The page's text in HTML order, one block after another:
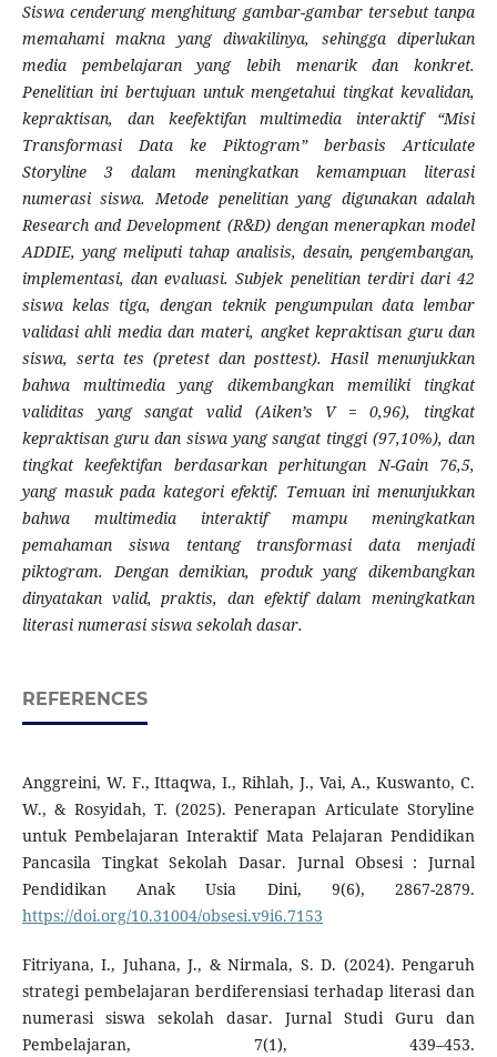
Siswa cenderung menghitung gambar-gambar tersebut tanpa
memahami makna yang diwakilinya, sehingga diperlukan
media pembelajaran yang lebih menarik dan konkret.
Penelitian ini bertujuan untuk mengetahui tingkat kevalidan,
kepraktisan, dan keefektifan multimedia interaktif “Misi
Transformasi Data ke Piktogram” berbasis Articulate
Storyline 3 dalam meningkatkan kemampuan literasi
numerasi siswa. Metode penelitian yang digunakan adalah
Research and Development (R&D) dengan menerapkan model
ADDIE, yang meliputi tahap analisis, desain, pengembangan,
implementasi, dan evaluasi. Subjek penelitian terdiri dari 42
siswa kelas tiga, dengan teknik pengumpulan data lembar
validasi ahli media dan materi, angket kepraktisan guru dan
siswa, serta tes (pretest dan posttest). Hasil menunjukkan
bahwa multimedia yang dikembangkan memiliki tingkat
validitas yang sangat valid (Aiken’s V = 0,96), tingkat
kepraktisan guru dan siswa yang sangat tinggi (97,10%), dan
tingkat keefektifan berdasarkan perhitungan N-Gain 76,5,
yang masuk pada kategori efektif. Temuan ini menunjukkan
bahwa multimedia interaktif mampu meningkatkan
pemahaman siswa tentang transformasi data menjadi
piktogram.Dengan demikian, produk yang dikembangkan
dinyatakan valid, praktis, dan efektif dalam meningkatkan
literasi numerasi siswa sekolah dasar.
REFERENCES
Anggreini, W. F., Ittaqwa, I., Rihlah, J., Vai, A., Kuswanto, C.
W., & Rosyidah, T. (2025). Penerapan Articulate Storyline
untuk Pembelajaran Interaktif Mata Pelajaran Pendidikan
Pancasila Tingkat Sekolah Dasar. Jurnal Obsesi : Jurnal
Pendidikan Anak Usia Dini, 9(6), 2867-2879.
https://doi.org/10.31004/obsesi.v9i6.7153
Fitriyana, I., Juhana, J., & Nirmala, S. D. (2024). Pengaruh
strategi pembelajaran berdiferensiasi terhadap literasi dan
numerasi siswa sekolah dasar. Jurnal Studi Guru dan
Pembelajaran, 7(1), 439–453.